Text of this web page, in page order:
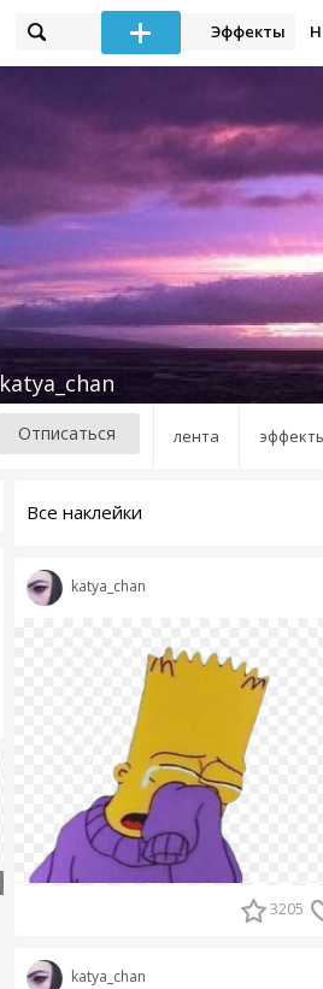
Эффекты
лента
katya_chan
Отписаться
Все наклейки
katya_chan
3205
katya_chan